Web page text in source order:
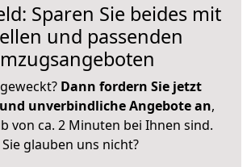
Sparen Sie beides mit
und passenden
Dann fordern Sie jetzt
unverbindliche Angebote an,
von ca. 2 Minuten bei Ihnen sind.
Sie glauben uns nicht?